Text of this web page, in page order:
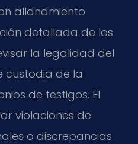
allanamiento
detallada de los
la legalidad del
custodia de la
de testigos. El
violaciones de
o discrepancias